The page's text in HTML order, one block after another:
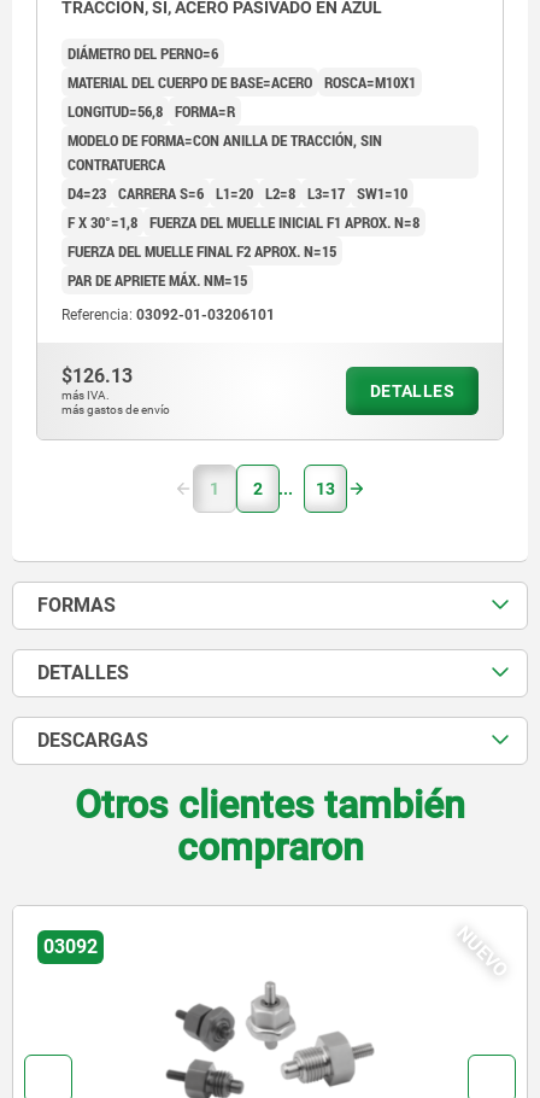
TRACCIÓN, SI, ACERO PASIVADO EN AZUL
DIÁMETRO DEL PERNO=6
MATERIAL DEL CUERPO DE BASE=ACERO ROSCA=M10X1
LONGITUD=56,8 FORMA=R
MODELO DE FORMA=CON ANILLA DE TRACCIÓN, SIN
CONTRATUERCA
D4=23 CARRERA S=6 L1=20 L2=8 L3=17 SW1=10
F X 30°=1,8 FUERZA DEL MUELLE INICIAL F1 APROX. N=8
FUERZA DEL MUELLE FINAL F2 APROX. N=15
PAR DE APRIETE MÁX. NM=15
Referencia: 03092-01-03206101
$126.13
más IVA.
más gastos de envío
DETALLES
1 2 13
FORMAS
DETALLES
DESCARGAS
Otros clientes también
compraron
NUEVO
03092